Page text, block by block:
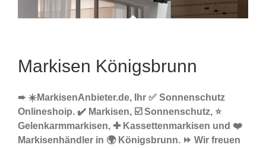
Markisen Königsbrunn
➨ ☀️MarkisenAnbieter.de, Ihr ✅ Sonnenschutz
Onlineshoip. ✔️ Markisen, ☑️ Sonnenschutz, ⭐
Gelenkarmmarkisen, ✚ Kassettenmarkisen und ❤️
Markisenhändler in 🌍 Königsbrunn. ⏩ Wir freuen